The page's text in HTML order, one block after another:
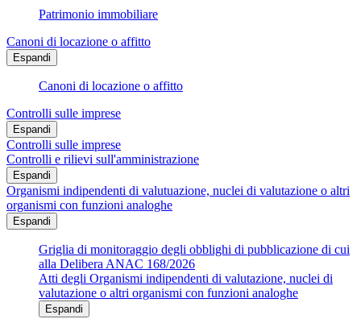
Patrimonio immobiliare
Canoni di locazione o affitto
Espandi
Canoni di locazione o affitto
Controlli sulle imprese
Espandi
Controlli sulle imprese
Controlli e rilievi sull'amministrazione
Espandi
Organismi indipendenti di valutuazione, nuclei di valutazione o altri
organismi con funzioni analoghe
Espandi
Griglia di monitoraggio degli obblighi di pubblicazione di cui
alla Delibera ANAC 168/2026
Atti degli Organismi indipendenti di valutazione, nuclei di
valutazione o altri organismi con funzioni analoghe
Espandi